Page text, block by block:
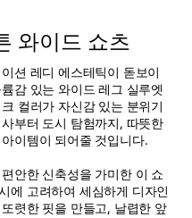
와이드 쇼츠
션 레디 에스테틱이 돋보이
감 있는 와이드 레그 실루엣
컬러가 자신감 있는 분위기
부터 도시 탐험까지, 따뜻한
이템이 되어줄 것입니다.
안한 신축성을 가미한 이 쇼
에 고려하여 세심하게 디자인
렷한 핏을 만들고, 날렵한 앞